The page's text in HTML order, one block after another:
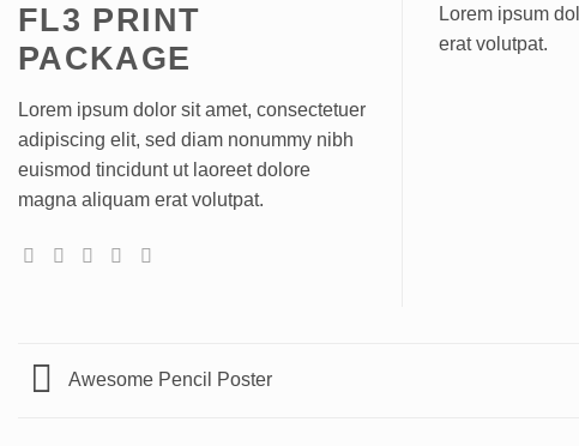
FL3 PRINT
PACKAGE
Lorem ipsum dolor sit amet, consectetuer
adipiscing elit, sed diam nonummy nibh
euismod tincidunt ut laoreet dolore
magna aliquam erat volutpat.
Lorem ipsum
erat volutpat.
Awesome Pencil Poster